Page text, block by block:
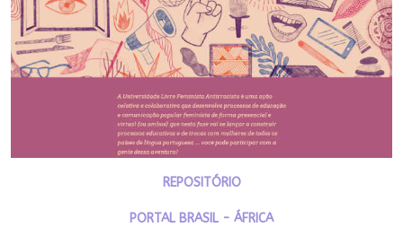
REPOSITÓRIO
PORTAL BRASIL - ÁFRICA